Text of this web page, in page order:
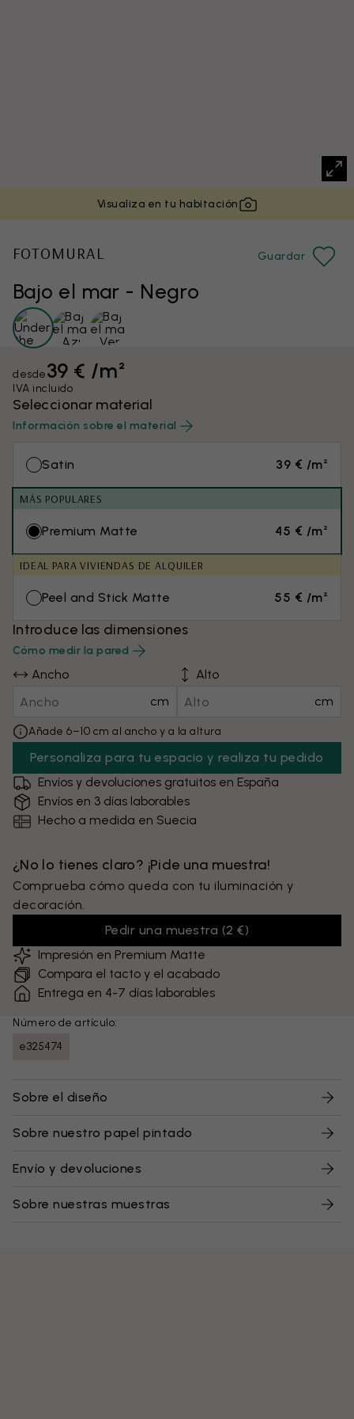
Visualiza en tu habitación
Bajo el mar - Negro
FOTOMURAL Guardar
desde39 € /m²
IVA incluido
Seleccionar material
Información sobre el material
Satin 39 € /m²
MÁS POPULARES
Premium Matte 45 € /m²
IDEAL PARA VIVIENDAS DE ALQUILER
Peel and Stick Matte 55 € /m²
Introduce las dimensiones
Cómo medir la pared
Ancho
cm
Alto
cm
Añade 6–10 cm al ancho y a la altura
Personaliza para tu espacio y realiza tu pedido
Envíos y devoluciones gratuitos en España
Envíos en 3 días laborables
Hecho a medida en Suecia
¿No lo tienes claro? ¡Pide una muestra!
Comprueba cómo queda con tu iluminación y
decoración.
Pedir una muestra (2 €)
Impresión en Premium Matte
Compara el tacto y el acabado
Entrega en 4-7 días laborables
Número de artículo:
e325474
Sobre el diseño
Sobre nuestro papel pintado
Envío y devoluciones
Sobre nuestras muestras